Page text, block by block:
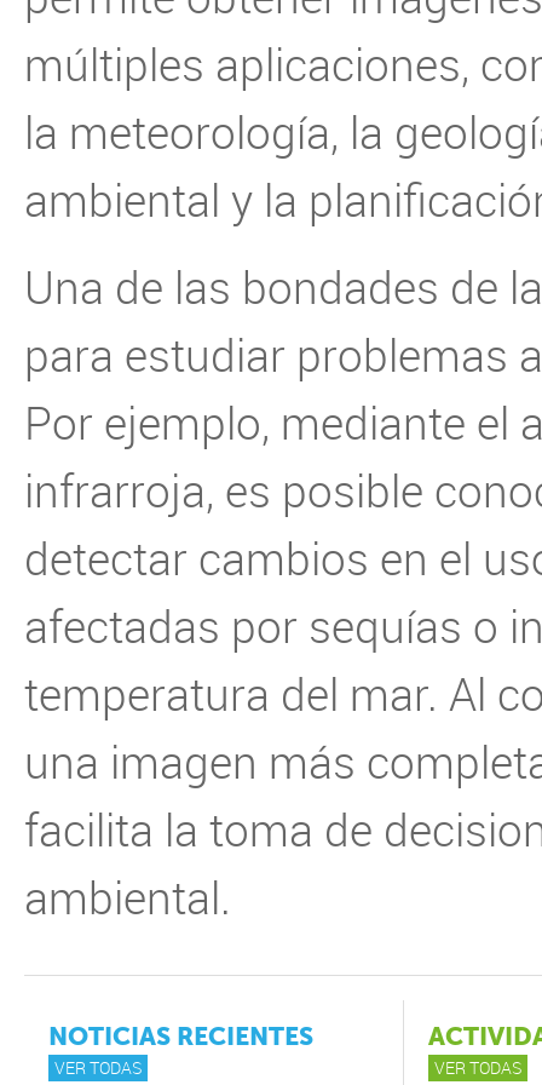
múltiples aplicaciones,
la meteorología, la
ambiental y la
Una de las bondades de
para estudiar problemas
Por ejemplo, mediante el
infrarroja, es posible
detectar cambios en el
afectadas por sequías o
temperatura del mar. Al
una imagen más
facilita la toma de
ambiental.
NOTICIAS RECIENTES
VER TODAS VER TODAS